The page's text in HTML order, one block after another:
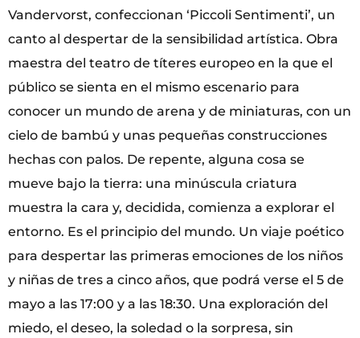
Vandervorst, confeccionan ‘Piccoli Sentimenti’, un
canto al despertar de la sensibilidad artística. Obra
maestra del teatro de títeres europeo en la que el
público se sienta en el mismo escenario para
conocer un mundo de arena y de miniaturas, con un
cielo de bambú y unas pequeñas construcciones
hechas con palos. De repente, alguna cosa se
mueve bajo la tierra: una minúscula criatura
muestra la cara y, decidida, comienza a explorar el
entorno. Es el principio del mundo. Un viaje poético
para despertar las primeras emociones de los niños
y niñas de tres a cinco años, que podrá verse el 5 de
mayo a las 17:00 y a las 18:30. Una exploración del
miedo, el deseo, la soledad o la sorpresa, sin